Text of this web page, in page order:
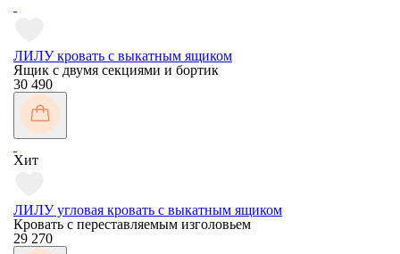
ЛИЛУ кровать с выкатным ящиком
Ящик с двумя секциями и бортик
30 490
Хит
ЛИЛУ угловая кровать с выкатным ящиком
Кровать с переставляемым изголовьем
29 270